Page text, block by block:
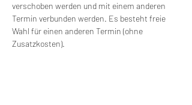
verschoben werden und mit einem anderen
Termin verbunden werden. Es besteht freie
Wahl für einen anderen Termin (ohne
Zusatzkosten).